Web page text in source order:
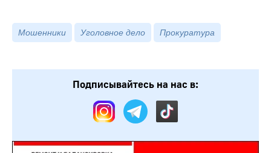
Мошенники Уголовное дело Прокуратура
Подписывайтесь на нас в: